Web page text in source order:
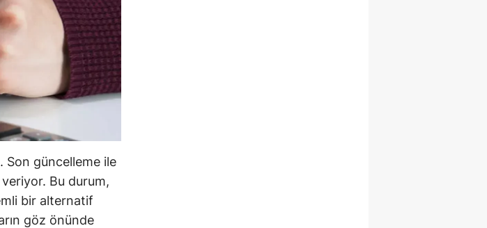
Son güncelleme ile
Bu durum,
bir alternatif
göz önünde